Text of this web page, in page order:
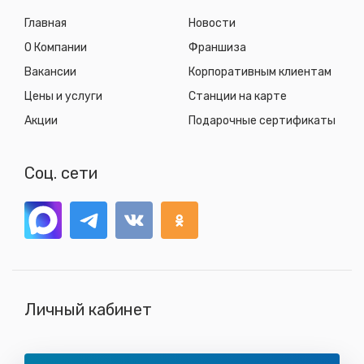
Главная
О Компании
Вакансии
Цены и услуги
Акции
Новости
Франшиза
Корпоративным клиентам
Станции на карте
Подарочные сертификаты
Соц. сети
Личный кабинет